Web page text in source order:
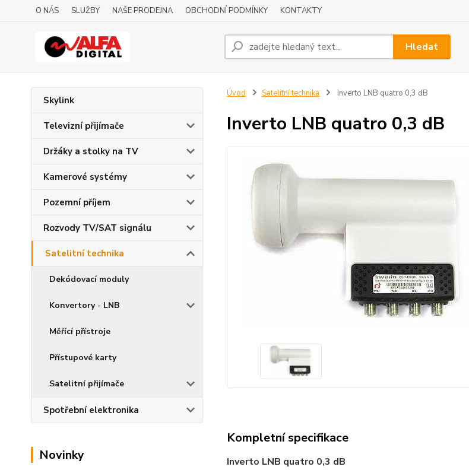
O NÁS SLUŽBY NAŠE PRODEJNA OBCHODNÍ PODMÍNKY KONTAKTY
Hledat
Skylink
Televizní přijímače
Držáky a stolky na TV
Kamerové systémy
Pozemní příjem
Rozvody TV/SAT signálu
Satelitní technika
Dekódovací moduly
Konvertory - LNB
Měřící přístroje
Přístupové karty
Satelitní přijímače
Spotřební elektronika
Novinky
Úvod Satelitní technika Inverto LNB quatro 0,3 dB
Inverto LNB quatro 0,3 dB
Kompletní specifikace
Inverto LNB quatro 0,3 dB